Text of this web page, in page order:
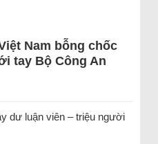
Nam bỗng chốc
tay Bộ Công An
dư luận viên – triệu người